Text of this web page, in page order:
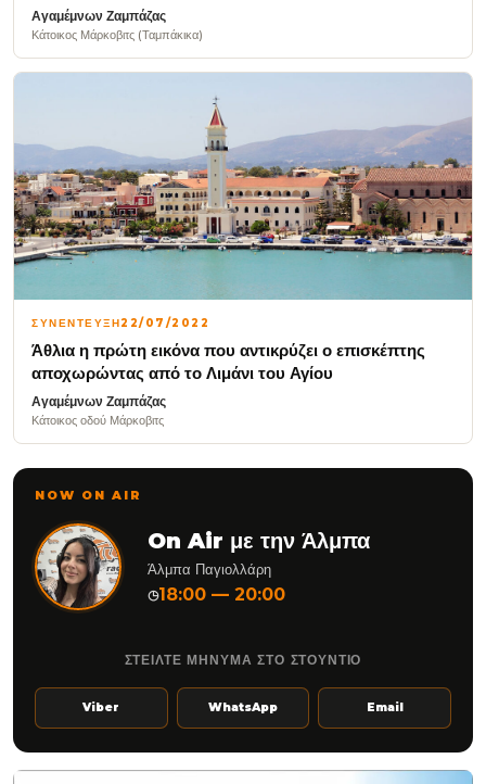
Αγαμέμνων Ζαμπάζας
Κάτοικος Μάρκοβιτς (Ταμπάκικα)
ΣΥΝΕΝΤΕΥΞΗ22/07/2022
Άθλια η πρώτη εικόνα που αντικρύζει ο επισκέπτης
αποχωρώντας από το Λιμάνι του Αγίου
Αγαμέμνων Ζαμπάζας
Κάτοικος οδού Μάρκοβιτς
NOW ON AIR
On Air με την Άλμπα
Άλμπα Παγιολλάρη
◷18:00 — 20:00
ΣΤΕΙΛΤΕ ΜΗΝΥΜΑ ΣΤΟ ΣΤΟΥΝΤΙΟ
Viber WhatsApp Email